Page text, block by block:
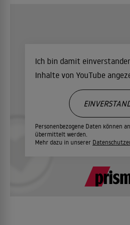
Ich bin damit
Inhalte von YouTube
Personenbezogene Daten können
übermittelt werden.
Mehr dazu in unserer